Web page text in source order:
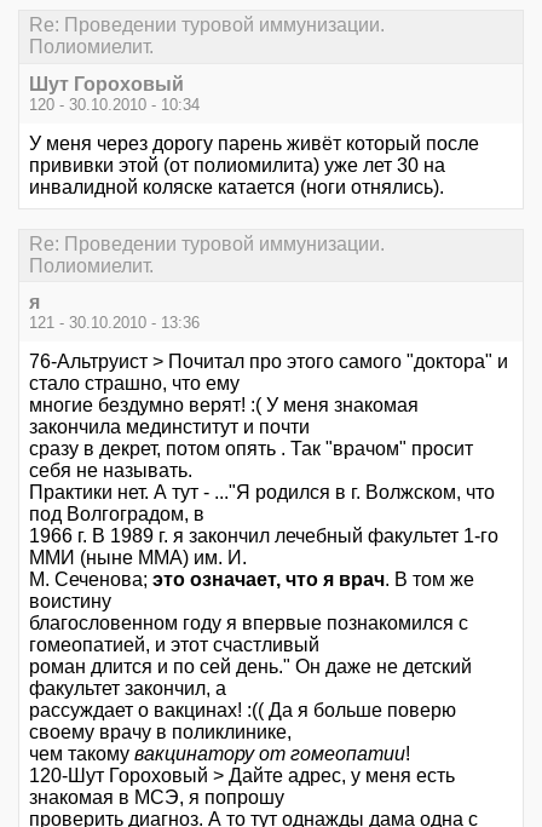
Re: Проведении туровой иммунизации.
Полиомиелит.
Шут Гороховый
120 - 30.10.2010 - 10:34
У меня через дорогу парень живёт который после
прививки этой (от полиомилита) уже лет 30 на
инвалидной коляске катается (ноги отнялись).
Re: Проведении туровой иммунизации.
Полиомиелит.
я
121 - 30.10.2010 - 13:36
76-Альтруист > Почитал про этого самого "доктора" и
стало страшно, что ему
многие бездумно верят! :( У меня знакомая
закончила мединститут и почти
сразу в декрет, потом опять . Так "врачом" просит
себя не называть.
Практики нет. А тут - ..."Я родился в г. Волжском, что
под Волгоградом, в
1966 г. В 1989 г. я закончил лечебный факультет 1-го
ММИ (ныне ММА) им. И.
М. Сеченова; это означает, что я врач. В том же
воистину
благословенном году я впервые познакомился с
гомеопатией, и этот счастливый
роман длится и по сей день." Он даже не детский
факультет закончил, а
рассуждает о вакцинах! :(( Да я больше поверю
своему врачу в поликлинике,
чем такому вакцинатору от гомеопатии!
120-Шут Гороховый > Дайте адрес, у меня есть
знакомая в МСЭ, я попрошу
проверить диагноз. А то тут однажды дама одна с